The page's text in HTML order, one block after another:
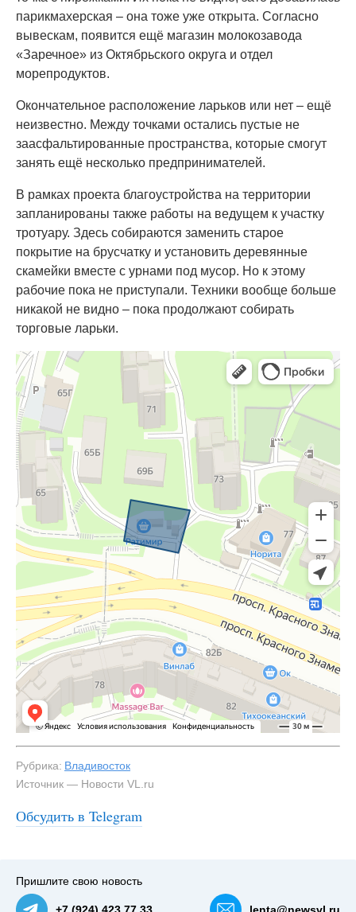
парикмахерская – она тоже уже открыта. Согласно
вывескам, появится ещё магазин молокозавода
«Заречное» из Октябрьского округа и отдел
морепродуктов.
Окончательное расположение ларьков или нет – ещё
неизвестно. Между точками остались пустые не
заасфальтированные пространства, которые смогут
занять ещё несколько предпринимателей.
В рамках проекта благоустройства на территории
запланированы также работы на ведущем к участку
тротуару. Здесь собираются заменить старое
покрытие на брусчатку и установить деревянные
скамейки вместе с урнами под мусор. Но к этому
рабочие пока не приступали. Техники вообще больше
никакой не видно – пока продолжают собирать
торговые ларьки.
Рубрика: Владивосток
Источник — Новости VL.ru
Обсудить в Telegram
#3
Пришлите свою новость